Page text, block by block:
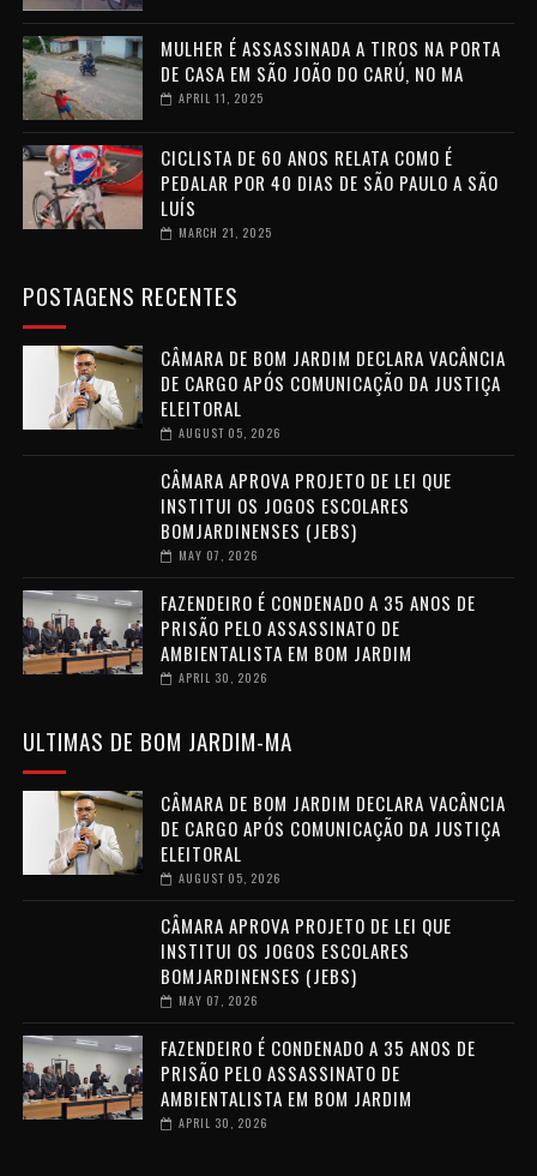
MULHER É ASSASSINADA A TIROS NA PORTA
DE CASA EM SÃO JOÃO DO CARÚ, NO MA
APRIL 11, 2025
CICLISTA DE 60 ANOS RELATA COMO É
PEDALAR POR 40 DIAS DE SÃO PAULO A SÃO
LUÍS
MARCH 21, 2025
POSTAGENS RECENTES
CÂMARA DE BOM JARDIM DECLARA VACÂNCIA
DE CARGO APÓS COMUNICAÇÃO DA JUSTIÇA
ELEITORAL
AUGUST 05, 2026
CÂMARA APROVA PROJETO DE LEI QUE
INSTITUI OS JOGOS ESCOLARES
BOMJARDINENSES (JEBS)
MAY 07, 2026
FAZENDEIRO É CONDENADO A 35 ANOS DE
PRISÃO PELO ASSASSINATO DE
AMBIENTALISTA EM BOM JARDIM
APRIL 30, 2026
ULTIMAS DE BOM JARDIM-MA
CÂMARA DE BOM JARDIM DECLARA VACÂNCIA
DE CARGO APÓS COMUNICAÇÃO DA JUSTIÇA
ELEITORAL
AUGUST 05, 2026
CÂMARA APROVA PROJETO DE LEI QUE
INSTITUI OS JOGOS ESCOLARES
BOMJARDINENSES (JEBS)
MAY 07, 2026
FAZENDEIRO É CONDENADO A 35 ANOS DE
PRISÃO PELO ASSASSINATO DE
AMBIENTALISTA EM BOM JARDIM
APRIL 30, 2026